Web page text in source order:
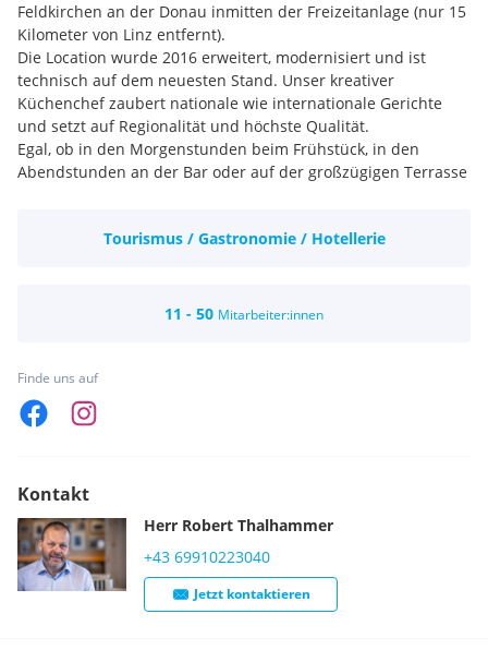
Feldkirchen an der Donau inmitten der Freizeitanlage (nur 15
Kilometer von Linz entfernt).
Die Location wurde 2016 erweitert, modernisiert und ist
technisch auf dem neuesten Stand. Unser kreativer
Küchenchef zaubert nationale wie internationale Gerichte
und setzt auf Regionalität und höchste Qualität.
Egal, ob in den Morgenstunden beim Frühstück, in den
Abendstunden an der Bar oder auf der großzügigen Terrasse
Abendessen die Seele baumeln lassen.
kommende Sommersaison rocken?
Teamplayer?!
Dann werde Teil der THALHAMMERs-Familie und arbeite in
einer der wohl schönsten Locations Oberösterreichs.
Ein flexibles Arbeitszeitmodell
Wir teilen das Trinkgeld fair unter allen Mitarbeitern auf.
Kostenloser Parkplatz direkt neben dem Betrieb.
Kostenlose Arbeitskleidung (Service).
Gesunde Verpflegung am Arbeitsplatz.
Aktivitäten mit dem Team wie z.B. Betriebsausflug,
Tourismus / Gastronomie / Hotellerie
11 - 50 Mitarbeiter:innen
Finde uns auf
Kontakt
Herr Robert Thalhammer
+43 69910223040
Jetzt kontaktieren